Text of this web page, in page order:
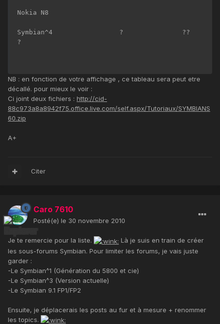
Nokia N8
Symbian^4                 ?               ??
?
NB : en fonction de votre affichage , ce tableau sera peut etre
décallé. pour mieux le voir :
Ci joint deux fichiers : http://cid-
88c973a8a8942f75.office.live.com/self.aspx/Tutoriaux/SYMBIANS
60.zip
A+
Citer
Caro 7610
Posté(e) le 30 novembre 2010
Je te remercie pour la liste.
Là je suis en train de créer
les sous-forums Symbian. Pour limiter les forums, je vais juste
garder :
-Le Symbian^1 (Génération du 5800 et cie)
-Le Symbian^3 (Version actuelle)
-Le Symbian 9.1 FP1/FP2
Ensuite, je déplacerais les posts au fur et à mesure + renommer
les topics.